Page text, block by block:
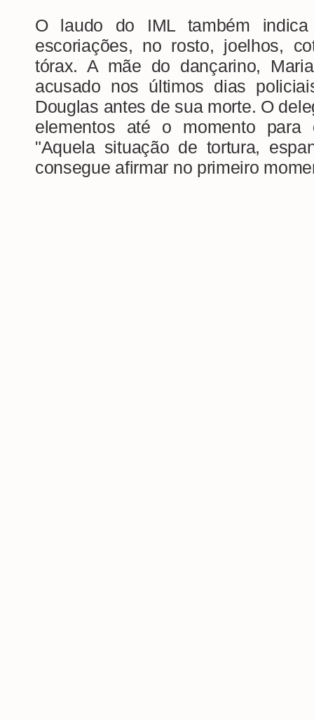
O laudo do IML também
escoriações, no rosto, joelhos,
tórax. A mãe do dançarino,
acusado nos últimos dias
Douglas antes de sua morte. O
elementos até o momento para
"Aquela situação de tortura,
consegue afirmar no primeiro